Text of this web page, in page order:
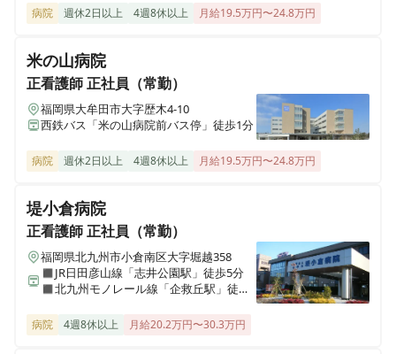
病院 週休2日以上 4週8休以上 月給19.5万円〜24.8万円
米の山病院
正看護師正社員（常勤）
福岡県大牟田市大字歴木4-10
西鉄バス「米の山病院前バス停」徒歩1分
病院 週休2日以上 4週8休以上 月給19.5万円〜24.8万円
堤小倉病院
正看護師正社員（常勤）
福岡県北九州市小倉南区大字堀越358
◼︎JR日田彦山線「志井公園駅」徒歩5分
◼︎北九州モノレール線「企救丘駅」徒歩8
病院 4週8休以上 月給20.2万円〜30.3万円